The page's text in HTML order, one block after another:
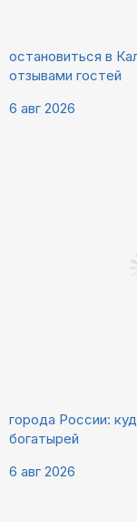
остановиться в
отзывами гостей
6 авг 2026
города России:
богатырей
6 авг 2026